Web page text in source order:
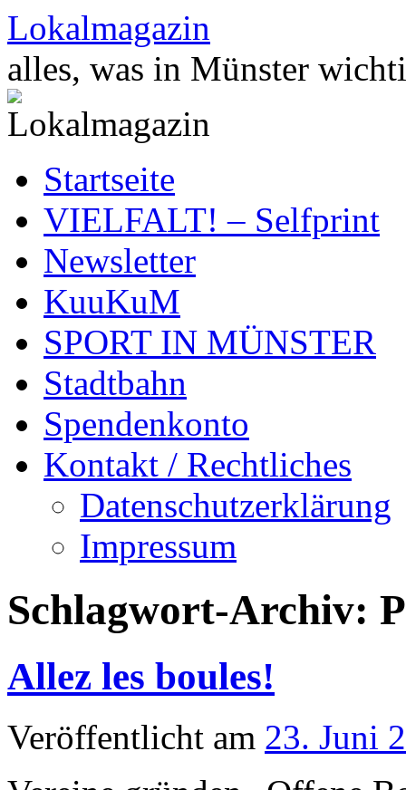
Zum
Inhalt
springen
Lokalmagazin
alles, was in Münster
Startseite
VIELFALT! – Selfprint
Newsletter
KuuKuM
SPORT IN MÜNSTER
Stadtbahn
Spendenkonto
Kontakt / Rechtliches
Datenschutzerklärung
Impressum
Schlagwort-Archiv:
Allez les boules!
Veröffentlicht am 23. Juni